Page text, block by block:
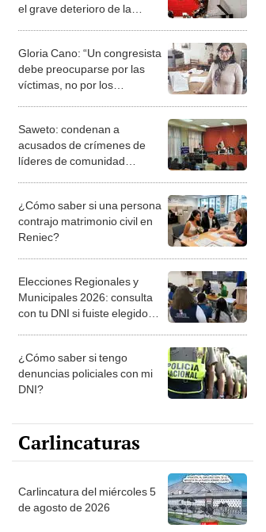
el grave deterioro de la
Gloria Cano: “Un congresista
debe preocuparse por las
víctimas, no por los
Saweto: condenan a
acusados de crímenes de
líderes de comunidad
¿Cómo saber si una persona
contrajo matrimonio civil en
Reniec?
Elecciones Regionales y
Municipales 2026: consulta
con tu DNI si fuiste elegido
la ONPE
¿Cómo saber si tengo
denuncias policiales con mi
DNI?
Carlincaturas
Carlincatura del miércoles 5
de agosto de 2026